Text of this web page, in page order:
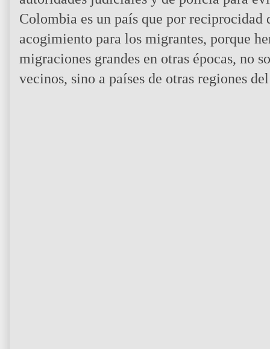
Colombia es un país que por reciprocidad
acogimiento para los migrantes, porque
migraciones grandes en otras épocas, no
vecinos, sino a países de otras regiones